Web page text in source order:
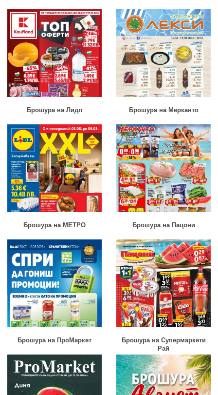
Брошура на Лидл Брошура на Мерканто
Брошура на МЕТРО Брошура на Пацони
Брошура на ПроМаркет
Брошура на Супермаркети
Рай